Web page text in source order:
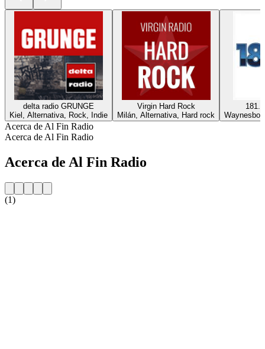
delta radio GRUNGE
Kiel, Alternativa, Rock, Indie
Virgin Hard Rock
Milán, Alternativa, Hard rock
Acerca de Al Fin Radio
Acerca de Al Fin Radio
Acerca de Al Fin Radio
(1)